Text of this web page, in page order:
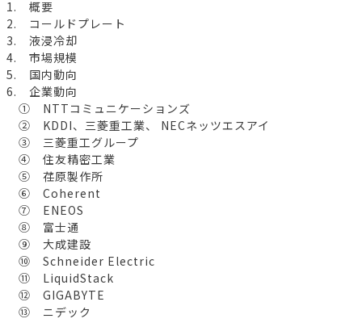
1. 概要
2. コールドプレート
3. 液浸冷却
4. 市場規模
5. 国内動向
6. 企業動向
① NTTコミュニケーションズ
② KDDI、三菱重工業、 NECネッツエスアイ
③ 三菱重工グループ
④ 住友精密工業
⑤ 荏原製作所
⑥ Coherent
⑦ ENEOS
⑧ 富士通
⑨ 大成建設
⑩ Schneider Electric
⑪ LiquidStack
⑫ GIGABYTE
⑬ ニデック